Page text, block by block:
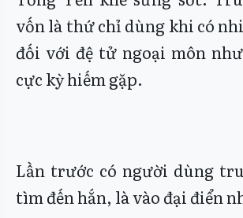
vốn là thứ chỉ dùng khi có
đối với đệ tử ngoại môn
cực kỳ hiếm gặp.
Lần trước có người dùng
tìm đến hắn, là vào đại điển